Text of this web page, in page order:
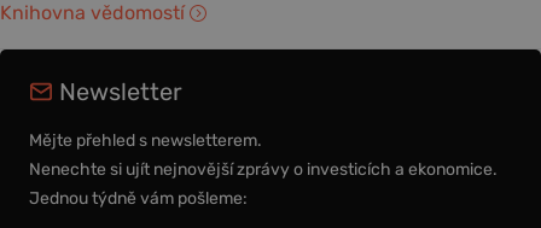
Knihovna vědomostí
Newsletter
Mějte přehled s newsletterem.
Nenechte si ujít nejnovější zprávy o investicích a ekonomice.
Jednou týdně vám pošleme: